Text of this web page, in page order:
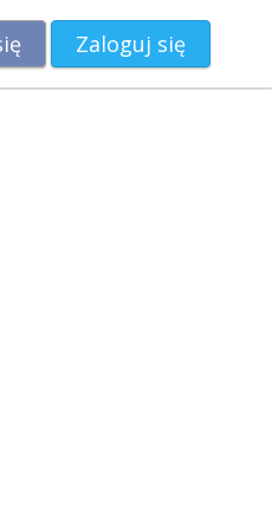
Zaloguj się